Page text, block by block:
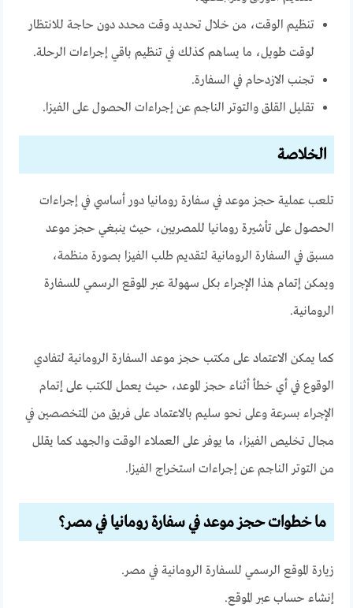
تنظيم الوقت، من خلال تحديد وقت محدد دون حاجة للانتظار
لوقت طويل، ما يساهم كذلك في تنظيم باقي إجراءات الرحلة.
تجنب الازدحام في السفارة.
تقليل القلق والتوتر الناجم عن إجراءات الحصول على الفيزا.
الخلاصة
تلعب عملية حجز موعد في سفارة رومانيا دور أساسي في إجراءات
الحصول على تأشيرة رومانيا للمصريين، حيث ينبغي حجز موعد
مسبق في السفارة الرومانية لتقديم طلب الفيزا بصورة منظمة،
ويمكن إتمام هذا الإجراء بكل سهولة عبر الموقع الرسمي للسفارة
الرومانية.
كما يمكن الاعتماد على مكتب حجز موعد السفارة الرومانية لتفادي
الوقوع في أي خطأ أثناء حجز الموعد، حيث يعمل المكتب على إتمام
الإجراء بسرعة وعلى نحو سليم بالاعتماد على فريق من المتخصصين في
مجال تخليص الفيزا، ما يوفر على العملاء الوقت والجهد كما يقلل
من التوتر الناجم عن إجراءات استخراج الفيزا.
ما خطوات حجز موعد في سفارة رومانيا في مصر؟
زيارة الموقع الرسمي للسفارة الرومانية في مصر.
إنشاء حساب عبر الموقع.